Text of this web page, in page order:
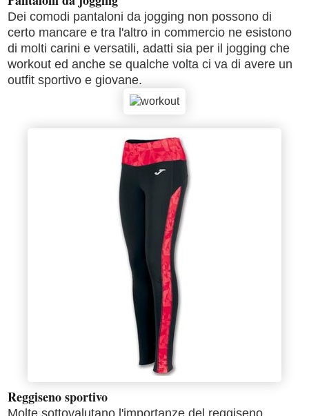
Dei comodi pantaloni da jogging non possono di
certo mancare e tra l'altro in commercio ne esistono
di molti carini e versatili, adatti sia per il jogging che
workout ed anche se qualche volta ci va di avere un
outfit sportivo e giovane.
Reggiseno sportivo
Molte sottovalutano l'importanze del reggiseno